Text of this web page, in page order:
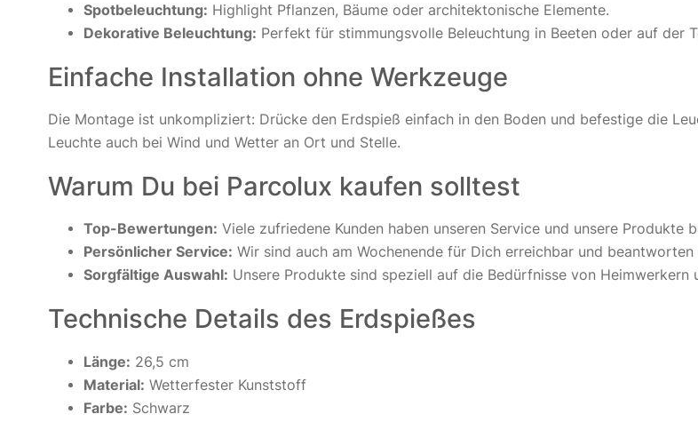
Spotbeleuchtung: Highlight Pflanzen, Bäume oder architektonische Elemente.
Dekorative Beleuchtung: Perfekt für stimmungsvolle Beleuchtung in Beeten oder auf der
Einfache Installation ohne Werkzeuge
Die Montage ist unkompliziert: Drücke den Erdspieß einfach in den Boden und befestige die
Leuchte auch bei Wind und Wetter an Ort und Stelle.
Warum Du bei Parcolux kaufen solltest
Top-Bewertungen: Viele zufriedene Kunden haben unseren Service und unsere Produkte
Persönlicher Service: Wir sind auch am Wochenende für Dich erreichbar und
Sorgfältige Auswahl: Unsere Produkte sind speziell auf die Bedürfnisse von Heimwerkern
Technische Details des Erdspießes
Länge: 26,5 cm
Material: Wetterfester Kunststoff
Farbe: Schwarz